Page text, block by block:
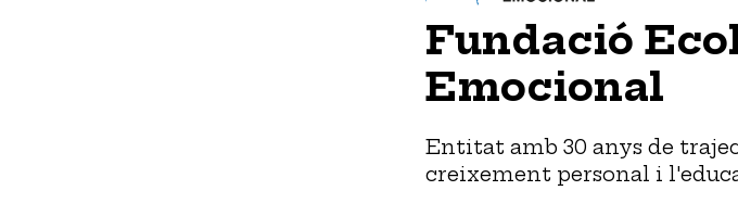
Fundació
Emocional
Entitat amb 30 anys de
creixement personal i